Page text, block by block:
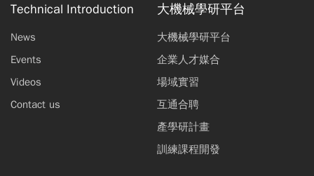
Technical Introduction
News
Events
Videos
Contact us
大機械學研平台
大機械學研平台
企業人才媒合
場域實習
互通合聘
產學研計畫
訓練課程開發